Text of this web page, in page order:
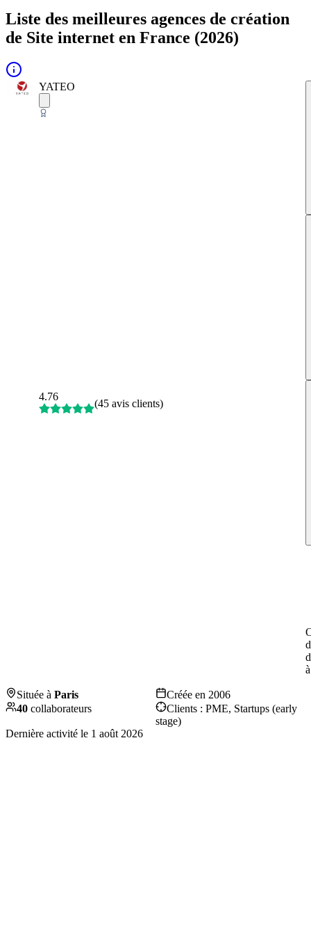
Liste des meilleures agences de création
de Site internet en France (2026)
YATEO
4.76
(45 avis clients)
Située à Paris Créée en 2006
40 collaborateurs Clients : PME, Startups (early
stage)
Dernière activité le 1 août 2026